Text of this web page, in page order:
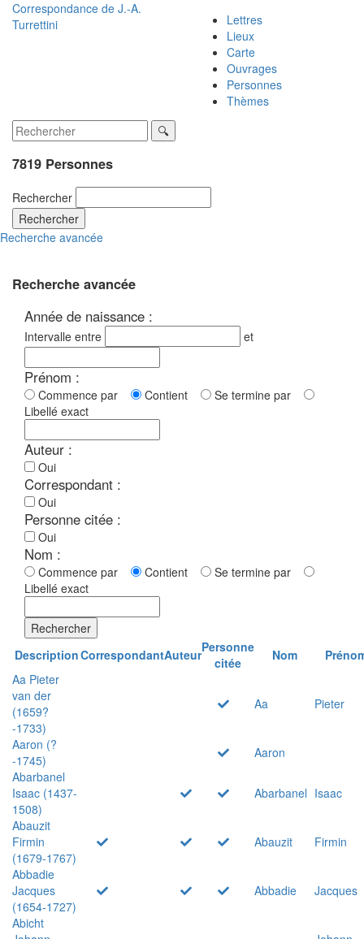
Correspondance de J.-A.
Turrettini
Lettres
Lieux
Carte
Ouvrages
Personnes
Thèmes
7819 Personnes
Rechercher
Rechercher
Recherche avancée
Recherche avancée
Année de naissance :
Intervalle entre et
Prénom :
Commence par Contient
Se termine par
Libellé exact
Auteur :
Oui
Correspondant :
Oui
Personne citée :
Oui
Nom :
Commence par Contient
Se termine par
Libellé exact
Rechercher
DescriptionCorrespondantAuteurPersonne
citée
Nom
Aa Pieter
van der
(1659?
-1733)
Aa Pieter
Aaron (?
-1745)
Aaron
Abarbanel
Isaac (1437-
1508)
Abarbanel Isaac
Abauzit
Firmin
(1679-1767)
Abauzit
Firmin
Abbadie
Jacques
(1654-1727)
Abbadie
Jacques
Abicht